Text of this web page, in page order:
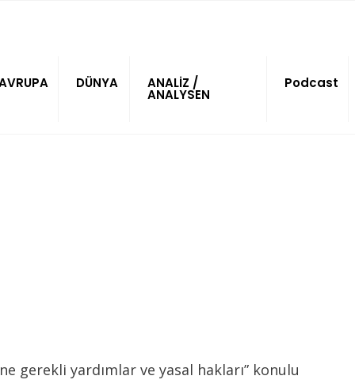
DÜNYA ANALİZ /
ANALYSEN
Podcast
gerekli yardımlar ve yasal hakları” konulu